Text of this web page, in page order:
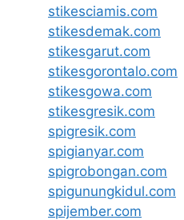
stikesciamis.com
stikesdemak.com
stikesgarut.com
stikesgorontalo.com
stikesgowa.com
stikesgresik.com
spigresik.com
spigianyar.com
spigrobongan.com
spigunungkidul.com
spijember.com